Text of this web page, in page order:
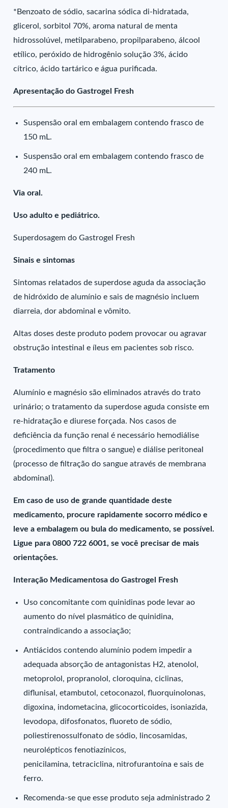
*Benzoato de sódio, sacarina sódica di-hidratada,
glicerol, sorbitol 70%, aroma natural de menta
hidrossolúvel, metilparabeno, propilparabeno, álcool
etílico, peróxido de hidrogênio solução 3%, ácido
cítrico, ácido tartárico e água purificada.
Apresentação do Gastrogel Fresh
Suspensão oral em embalagem contendo frasco de
150 mL.
Suspensão oral em embalagem contendo frasco de
240 mL.
Via oral.
Uso adulto e pediátrico.
Superdosagem do Gastrogel Fresh
Sinais e sintomas
Sintomas relatados de superdose aguda da associação
de hidróxido de alumínio e sais de magnésio incluem
diarreia, dor abdominal e vômito.
Altas doses deste produto podem provocar ou agravar
obstrução intestinal e íleus em pacientes sob risco.
Tratamento
Alumínio e magnésio são eliminados através do trato
urinário; o tratamento da superdose aguda consiste em
re-hidratação e diurese forçada. Nos casos de
deficiência da função renal é necessário hemodiálise
(procedimento que filtra o sangue) e diálise peritoneal
(processo de filtração do sangue através de membrana
abdominal).
Em caso de uso de grande quantidade deste
medicamento, procure rapidamente socorro médico e
leve a embalagem ou bula do medicamento, se possível.
Ligue para 0800 722 6001, se você precisar de mais
orientações.
Interação Medicamentosa do Gastrogel Fresh
Uso concomitante com quinidinas pode levar ao
aumento do nível plasmático de quinidina,
contraindicando a associação;
Antiácidos contendo alumínio podem impedir a
adequada absorção de antagonistas H2, atenolol,
metoprolol, propranolol, cloroquina, ciclinas,
diflunisal, etambutol, cetoconazol, fluorquinolonas,
digoxina, indometacina, glicocorticoides, isoniazida,
levodopa, difosfonatos, fluoreto de sódio,
poliestirenossulfonato de sódio, lincosamidas,
neurolépticos fenotiazínicos,
penicilamina, tetraciclina, nitrofurantoína e sais de
ferro.
Recomenda-se que esse produto seja administrado 2